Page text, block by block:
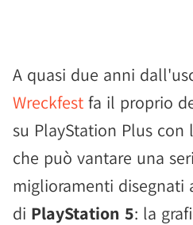
A quasi due anni
Wreckfest fa il proprio
su PlayStation Plus con
che può vantare una
miglioramenti disegnati
di PlayStation 5: la